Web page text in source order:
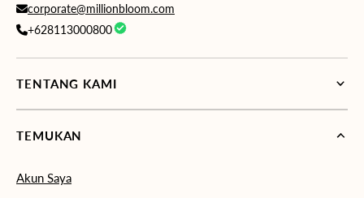
corporate@millionbloom.com
+628113000800
TENTANG KAMI
TEMUKAN
Akun Saya